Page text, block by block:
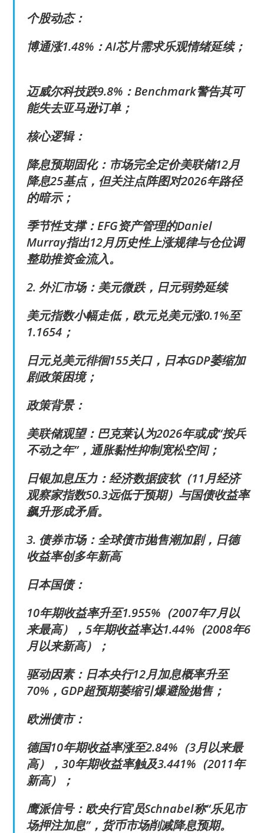
个股动态：
博通涨1.48%：AI芯片需求乐观情绪延续；
迈威尔科技跌9.8%：Benchmark警告其可
能失去亚马逊订单；
核心逻辑：
降息预期固化：市场完全定价美联储12月
降息25基点，但关注点阵图对2026年路径
的暗示；
季节性支撑：EFG资产管理的Daniel
Murray指出12月历史性上涨规律与仓位调
整助推资金流入。
2. 外汇市场：美元微跌，日元弱势延续
美元指数小幅走低，欧元兑美元涨0.1%至
1.1654；
日元兑美元徘徊155关口，日本GDP萎缩加
剧政策困境；
政策背景：
美联储观望：巴克莱认为2026年或成“按兵
不动之年”，通胀黏性抑制宽松空间；
日银加息压力：经济数据疲软（11月经济
观察家指数50.3远低于预期）与国债收益率
飙升形成矛盾。
3. 债券市场：全球债市抛售潮加剧，日德
收益率创多年新高
日本国债：
10年期收益率升至1.955%（2007年7月以
来最高），5年期收益率达1.44%（2008年6
月以来新高）；
驱动因素：日本央行12月加息概率升至
70%，GDP超预期萎缩引爆避险抛售；
欧洲债市：
德国10年期收益率涨至2.84%（3月以来最
高），30年期收益率触及3.441%（2011年
新高）；
鹰派信号：欧央行官员Schnabel称“乐见市
场押注加息”，货币市场削减降息预期。